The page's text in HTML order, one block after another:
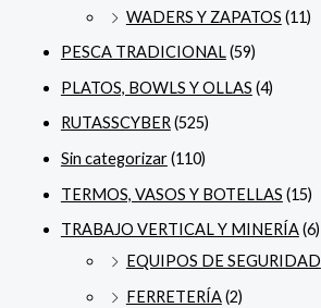
WADERS Y ZAPATOS (11)
PESCA TRADICIONAL(59)
PLATOS, BOWLS Y OLLAS (4)
RUTASSCYBER(525)
Sin categorizar(110)
TERMOS, VASOS Y BOTELLAS (15)
TRABAJO VERTICAL Y MINERÍA(6)
EQUIPOS DE SEGURIDAD
FERRETERÍA(2)